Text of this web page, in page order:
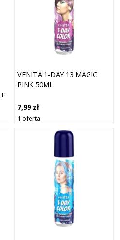
VENITA 1-DAY 13 MAGIC
PINK 50ML
7,99 zł
1 oferta